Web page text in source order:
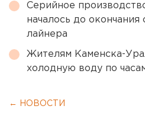
Серийное
началось до
лайнера
Жителям Каменска-
холодную воду по
← НОВОСТИ